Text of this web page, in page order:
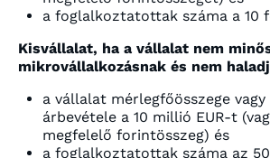
a foglalkoztatottak száma a 10
Kisvállalat, ha a vállalat nem
mikrovállalkozásnak és nem
a vállalat mérlegfőösszege
árbevétele a 10 millió EUR-t
megfelelő forintösszeg) és
a foglalkoztatottak száma az